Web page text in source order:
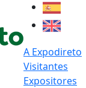
A Expodireto
Visitantes
Expositores